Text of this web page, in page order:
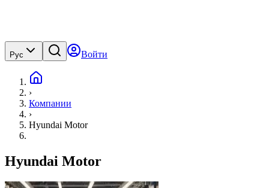
Рус Войти
›
Компании
›
Hyundai Motor
Hyundai Motor